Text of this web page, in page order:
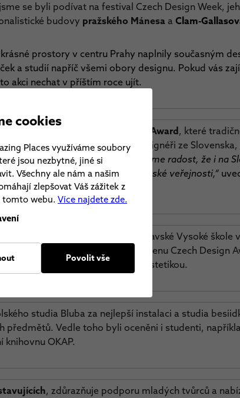
se byli podívat na festival Czech Design Week,
budovy pražského Mánesa a Clam-
prostory v centru Prahy naplnily současným
a studií napříč všemi obory designu. Pokud vás
akci nechat v příštím roce ujít.
cen 11. ročníku Czech Design Award , které
výrazně dominovali mladí designéři ze Slovenska,
Za festival Czech Design Week máme radost, že i na
podpořit a představit i české veřejnosti,“
z ateliéru Kov a šperk na bratislavské Vysoké škole
geometrii a hru světel. Hlavní cenu Czech Design
„15:15“, inspirovanou antickou estetikou.
studia Bluba za nejlepší instalaci a studia
předmětů. Vedle toho byli oceněni i studenti,
knihovnu OKAP.
, zdůrazňuje podporu mladých tvůrců a
cookies
Places využíváme soubory
jsou nezbytné, jiné si
Všechny ale nám a našim
zlepšovat Váš zážitek z
tomto webu. Více najdete zde.
Povolit vše